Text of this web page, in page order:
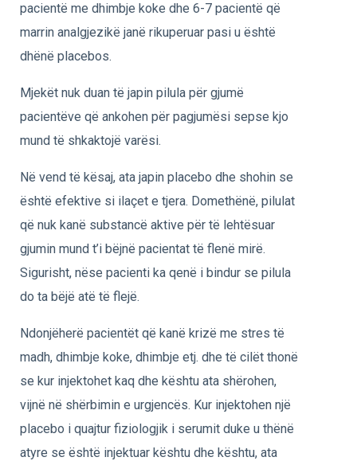
pacientë me dhimbje koke dhe 6-7 pacientë që
marrin analgjezikë janë rikuperuar pasi u është
dhënë placebos.
Mjekët nuk duan të japin pilula për gjumë
pacientëve që ankohen për pagjumësi sepse kjo
mund të shkaktojë varësi.
Në vend të kësaj, ata japin placebo dhe shohin se
është efektive si ilaçet e tjera. Domethënë, pilulat
që nuk kanë substancë aktive për të lehtësuar
gjumin mund t’i bëjnë pacientat të flenë mirë.
Sigurisht, nëse pacienti ka qenë i bindur se pilula
do ta bëjë atë të flejë.
Ndonjëherë pacientët që kanë krizë me stres të
madh, dhimbje koke, dhimbje etj. dhe të cilët thonë
se kur injektohet kaq dhe kështu ata shërohen,
vijnë në shërbimin e urgjencës. Kur injektohen një
placebo i quajtur fiziologjik i serumit duke u thënë
atyre se është injektuar kështu dhe kështu, ata